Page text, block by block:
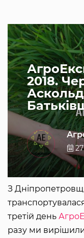
2018.
З
третій день
разу ми вирішили